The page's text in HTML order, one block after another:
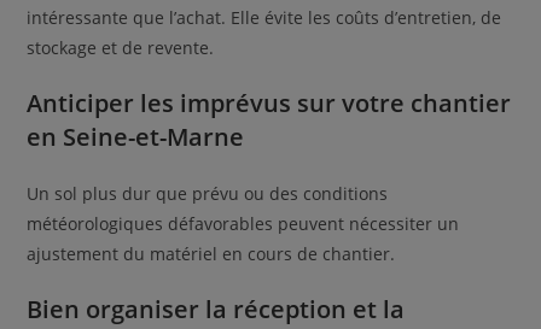
intéressante que l’achat. Elle évite les coûts d’entretien, de
stockage et de revente.
Anticiper les imprévus sur votre chantier
en Seine-et-Marne
Un sol plus dur que prévu ou des conditions
météorologiques défavorables peuvent nécessiter un
ajustement du matériel en cours de chantier.
Bien organiser la réception et la